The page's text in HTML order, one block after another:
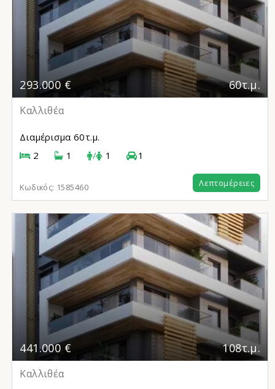
293.000 € 60τ.μ.
Καλλιθέα
Διαμέρισμα 60τ.μ.
2
1 / 1 1
Κωδικός: 1585460 Λεπτομέρειες
441.000 € 108τ.μ.
Καλλιθέα